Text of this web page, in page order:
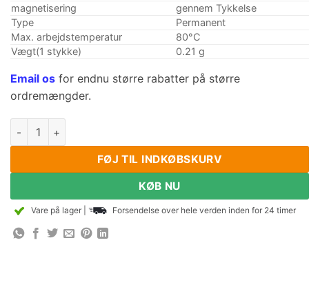
magnetisering
gennem Tykkelse
Type
Permanent
Max. arbejdstemperatur
80°C
Vægt(1 stykke)
0.21 g
Email os for endnu større rabatter på større
ordremængder.
100stk 4mm x 4mm x 3 mm tyk N50 Stærke Mini Block
FØJ TIL INDKØBSKURV
KØB NU
Vare på lager Forsendelse over hele verden inden for 24 timer